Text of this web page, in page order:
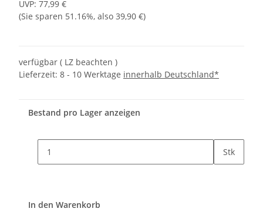
UVP: 77,99 €
(Sie sparen 51.16%, also 39,90 €)
verfügbar ( LZ beachten )
Lieferzeit: 8 - 10 Werktage innerhalb Deutschland*
Bestand pro Lager anzeigen
Stk
In den Warenkorb